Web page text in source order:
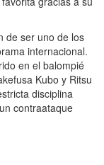
de ser uno de los
internacional.
en el balompié
Kubo y Ritsu
disciplina
contraataque